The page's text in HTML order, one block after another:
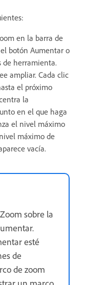
en la barra de
botón Aumentar o
de herramienta.
ampliar. Cada clic
el próximo
la
en el que haga
el nivel máximo
máximo de
vacía.
sobre la
esté
de
de zoom